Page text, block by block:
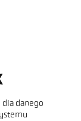
danego